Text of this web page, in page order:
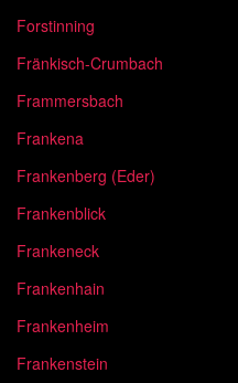
Forstinning
Fränkisch-Crumbach
Frammersbach
Frankena
Frankenberg (Eder)
Frankenblick
Frankeneck
Frankenhain
Frankenheim
Frankenstein